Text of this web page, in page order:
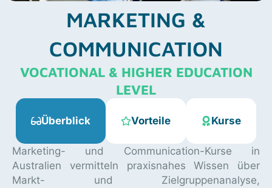
MARKETING &
COMMUNICATION
VOCATIONAL & HIGHER EDUCATION
LEVEL
Überblick Vorteile Kurse
Marketing- und Communication-Kurse in
Australien vermitteln praxisnahes Wissen über
Markt- und Zielgruppenanalyse,